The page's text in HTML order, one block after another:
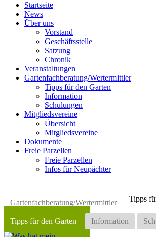
Startseite
News
Über uns
Vorstand
Geschäftsstelle
Satzung
Chronik
Veranstaltungen
Gartenfachberatung/Wertermittler
Tipps für den Garten
Information
Schulungen
Mitgliedsvereine
Übersicht
Mitgliedsvereine
Dokumente
Freie Parzellen
Freie Parzellen
Infos für Neupächter
Gartenfachberatung/Wertermittler
Tipps für den Garten Information
Tipps